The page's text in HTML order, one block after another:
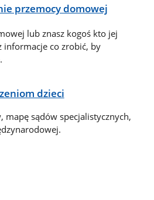
przemocy domowej
lub znasz kogoś kto jej
informacje co zrobić, by
dzieci
mapę sądów specjalistycznych,